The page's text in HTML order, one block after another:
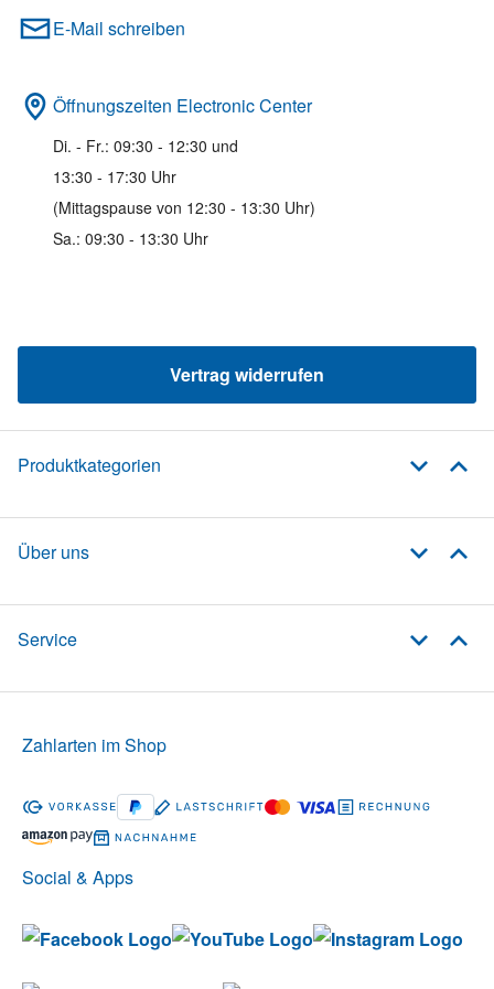
E-Mail schreiben
Öffnungszeiten Electronic Center
Di. - Fr.: 09:30 - 12:30 und
13:30 - 17:30 Uhr
(Mittagspause von 12:30 - 13:30 Uhr)
Sa.: 09:30 - 13:30 Uhr
Vertrag widerrufen
Produktkategorien
Über uns
Service
Social & Apps
Zahlarten im Shop